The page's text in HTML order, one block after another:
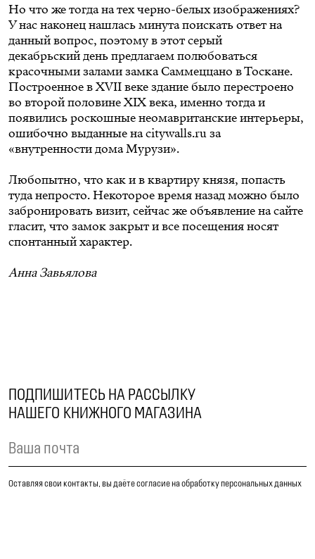
Но что же тогда на тех черно-белых изображениях?
У нас наконец нашлась минута поискать ответ на
данный вопрос, поэтому в этот серый
декабрьский день предлагаемполюбоваться
красочными залами замка Саммеццано в Тоскане.
Построенное в XVII веке здание было перестроено
во второй половине XIX века, именно тогда и
появились роскошные неомавританские интерьеры,
ошибочно выданные на citywalls.ru за
«внутренности дома Мурузи».
Любопытно, что как и в квартиру князя, попасть
туда непросто. Некоторое время назад можно было
забронировать визит, сейчас же объявлениена сайте
гласит, что замок закрыт и все посещения носят
спонтанный характер.
Анна Завьялова
ПОДПИШИТЕСЬ НА РАССЫЛКУ
НАШЕГО КНИЖНОГО МАГАЗИНА
Оставляя свои контакты, вы даёте согласие на обработку персональных данных